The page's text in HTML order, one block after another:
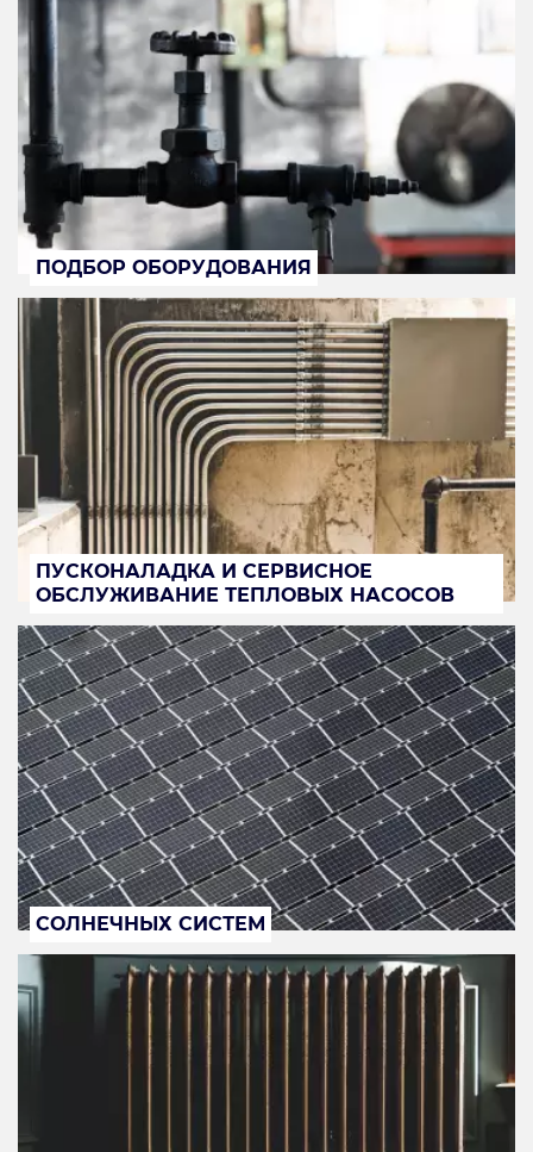
ПОДБОР ОБОРУДОВАНИЯ
ПУСКОНАЛАДКА И СЕРВИСНОЕ
ОБСЛУЖИВАНИЕ ТЕПЛОВЫХ НАСОСОВ
СОЛНЕЧНЫХ СИСТЕМ